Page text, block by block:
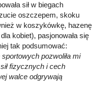
sił w biegach
oszczepem, skoku
w koszykówkę, hazenę
kobiet), pasjonowała się
tak podsumować:
pozwoliła mi
fizycznych i cech
walce odgrywają